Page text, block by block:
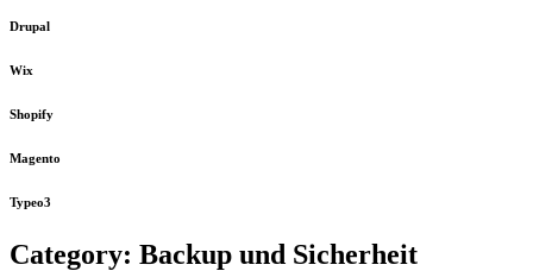
Drupal
Wix
Shopify
Magento
Typeo3
Category: Backup und Sicherheit